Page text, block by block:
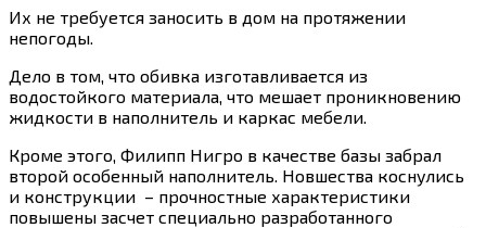
Их не требуется заносить в дом на протяжении
непогоды.
Дело в том, что обивка изготавливается из
водостойкого материала, что мешает проникновению
жидкости в наполнитель и каркас мебели.
Кроме этого, Филипп Нигро в качестве базы забрал
второй особенный наполнитель. Новшества коснулись
и конструкции – прочностные характеристики
повышены засчет специально разработанного